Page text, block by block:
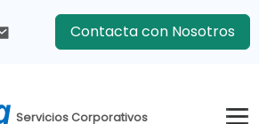
Contacta con Nosotros
Servicios Corporativos